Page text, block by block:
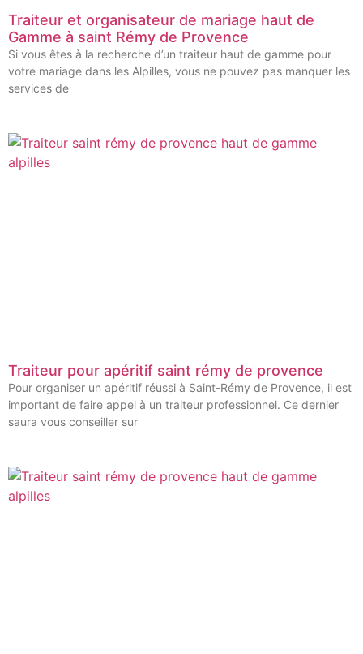
Traiteur et organisateur de mariage haut de
Gamme à saint Rémy de Provence
Si vous êtes à la recherche d’un traiteur haut de gamme pour
votre mariage dans les Alpilles, vous ne pouvez pas manquer les
services de
Traiteur pour apéritif saint rémy de provence
Pour organiser un apéritif réussi à Saint-Rémy de Provence, il est
important de faire appel à un traiteur professionnel. Ce dernier
saura vous conseiller sur